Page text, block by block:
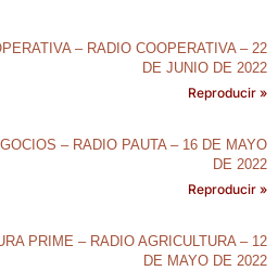
– RADIO COOPERATIVA – 22
DE JUNIO DE 2022
Reproducir »
– RADIO PAUTA – 16 DE MAYO
DE 2022
Reproducir »
PRIME – RADIO AGRICULTURA – 12
DE MAYO DE 2022